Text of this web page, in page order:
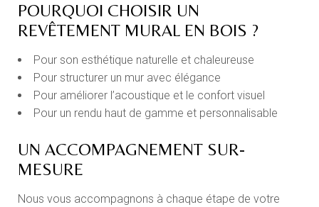
POURQUOI CHOISIR UN
REVÊTEMENT MURAL EN BOIS ?
Pour son esthétique naturelle et chaleureuse
Pour structurer un mur avec élégance
Pour améliorer l’acoustique et le confort visuel
Pour un rendu haut de gamme et personnalisable
UN ACCOMPAGNEMENT SUR-
MESURE
Nous vous accompagnons à chaque étape de votre